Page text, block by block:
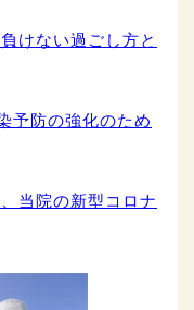
けない過ごし方と
予防の強化のため
当院の新型コロナ